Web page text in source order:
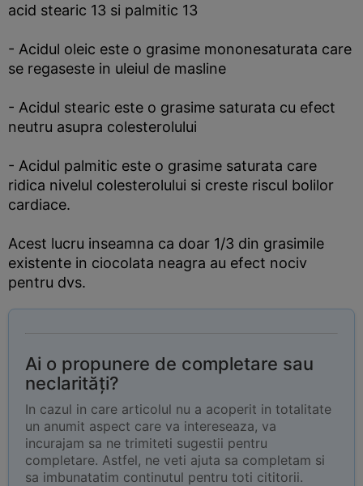
acid stearic 13 si palmitic 13
- Acidul oleic este o grasime mononesaturata care
se regaseste in uleiul de masline
- Acidul stearic este o grasime saturata cu efect
neutru asupra colesterolului
- Acidul palmitic este o grasime saturata care
ridica nivelul colesterolului si creste riscul bolilor
cardiace.
Acest lucru inseamna ca doar 1/3 din grasimile
existente in ciocolata neagra au efect nociv
pentru dvs.
Ai o propunere de completare sau
neclarități?
In cazul in care articolul nu a acoperit in totalitate
un anumit aspect care va intereseaza, va
incurajam sa ne trimiteti sugestii pentru
completare. Astfel, ne veti ajuta sa completam si
sa imbunatatim continutul pentru toti cititorii.